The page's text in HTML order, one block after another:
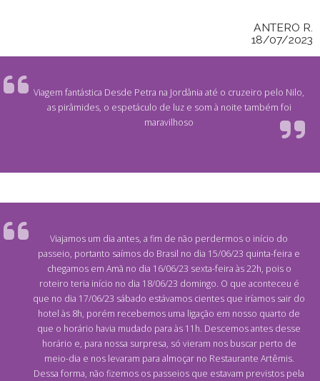
ANTERO R.
18/07/2023
Viagem fantástica Desde Petra na Jordânia até o cruzeiro pelo Nilo,
as pirâmides, o espetáculo de luz e som à noite também foi
maravilhoso
Viajamos um dia antes, a fim de não perdermos o início do
passeio, portanto saímos do Brasil no dia 15/06/23 quinta-feira e
chegamos em Amã no dia 16/06/23 sexta-feira às 22h, pois o
roteiro teria início no dia 18/06/23 domingo. O que aconteceu é
que no dia 17/06/23 sábado estávamos cientes que iríamos sair do
hotel às 8h, porém recebemos uma ligação em nosso quarto de
que o horário havia mudado para às 11h. Descemos antes desse
horário e, para nossa surpresa, só vieram nos buscar perto de
meio-dia e nos levaram para almoçar no Restaurante Artêmis.
Dessa forma, não fizemos os passeios que estavam previstos pela